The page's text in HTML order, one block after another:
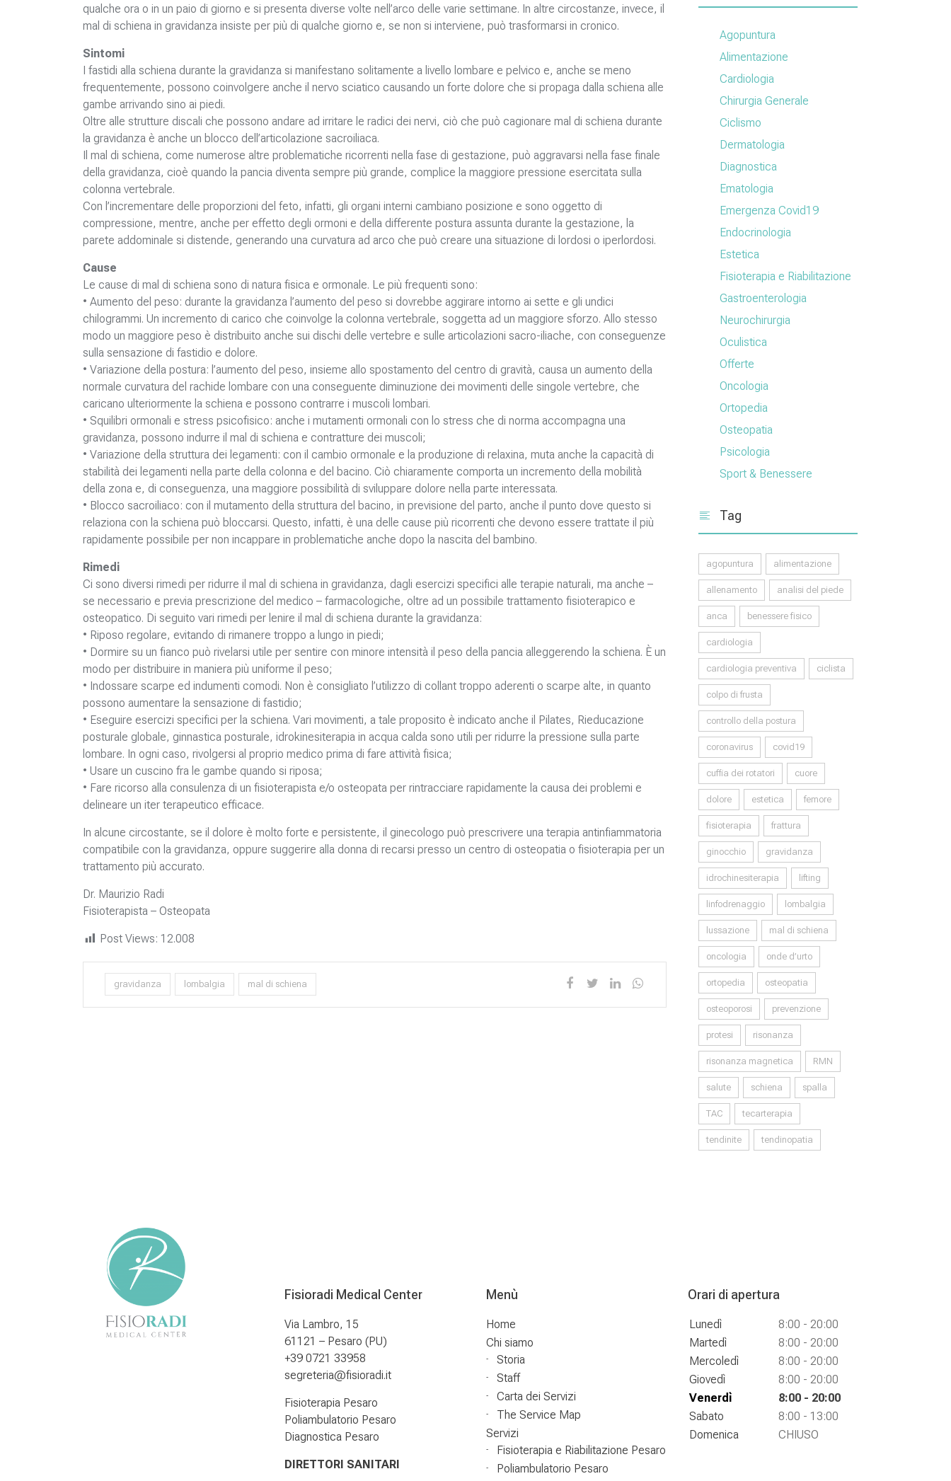
qualche ora o in un paio di giorno e si presenta diverse volte nell’arco delle varie settimane. In altre circostanze, invece, il
mal di schiena in gravidanza insiste per più di qualche giorno e, se non si interviene, può trasformarsi in cronico.
Sintomi
I fastidi alla schiena durante la gravidanza si manifestano solitamente a livello lombare e pelvico e, anche se meno
frequentemente, possono coinvolgere anche il nervo sciatico causando un forte dolore che si propaga dalla schiena alle
gambe arrivando sino ai piedi.
Oltre alle strutture discali che possono andare ad irritare le radici dei nervi, ciò che può cagionare mal di schiena durante
la gravidanza è anche un blocco dell’articolazione sacroiliaca.
Il mal di schiena, come numerose altre problematiche ricorrenti nella fase di gestazione, può aggravarsi nella fase finale
della gravidanza, cioè quando la pancia diventa sempre più grande, complice la maggiore pressione esercitata sulla
colonna vertebrale.
Con l’incrementare delle proporzioni del feto, infatti, gli organi interni cambiano posizione e sono oggetto di
compressione, mentre, anche per effetto degli ormoni e della differente postura assunta durante la gestazione, la
parete addominale si distende, generando una curvatura ad arco che può creare una situazione di lordosi o iperlordosi.
Cause
Le cause di mal di schiena sono di natura fisica e ormonale. Le più frequenti sono:
• Aumento del peso: durante la gravidanza l’aumento del peso si dovrebbe aggirare intorno ai sette e gli undici
chilogrammi. Un incremento di carico che coinvolge la colonna vertebrale, soggetta ad un maggiore sforzo. Allo stesso
modo un maggiore peso è distribuito anche sui dischi delle vertebre e sulle articolazioni sacro-iliache, con conseguenze
sulla sensazione di fastidio e dolore.
• Variazione della postura: l’aumento del peso, insieme allo spostamento del centro di gravità, causa un aumento della
normale curvatura del rachide lombare con una conseguente diminuzione dei movimenti delle singole vertebre, che
caricano ulteriormente la schiena e possono contrarre i muscoli lombari.
• Squilibri ormonali e stress psicofisico: anche i mutamenti ormonali con lo stress che di norma accompagna una
gravidanza, possono indurre il mal di schiena e contratture dei muscoli;
• Variazione della struttura dei legamenti: con il cambio ormonale e la produzione di relaxina, muta anche la capacità di
stabilità dei legamenti nella parte della colonna e del bacino. Ciò chiaramente comporta un incremento della mobilità
della zona e, di conseguenza, una maggiore possibilità di sviluppare dolore nella parte interessata.
• Blocco sacroiliaco: con il mutamento della struttura del bacino, in previsione del parto, anche il punto dove questo si
relaziona con la schiena può bloccarsi. Questo, infatti, è una delle cause più ricorrenti che devono essere trattate il più
rapidamente possibile per non incappare in problematiche anche dopo la nascita del bambino.
Rimedi
Ci sono diversi rimedi per ridurre il mal di schiena in gravidanza, dagli esercizi specifici alle terapie naturali, ma anche –
se necessario e previa prescrizione del medico – farmacologiche, oltre ad un possibile trattamento fisioterapico e
osteopatico. Di seguito vari rimedi per lenire il mal di schiena durante la gravidanza:
• Riposo regolare, evitando di rimanere troppo a lungo in piedi;
• Dormire su un fianco può rivelarsi utile per sentire con minore intensità il peso della pancia alleggerendo la schiena. È un
modo per distribuire in maniera più uniforme il peso;
• Indossare scarpe ed indumenti comodi. Non è consigliato l’utilizzo di collant troppo aderenti o scarpe alte, in quanto
possono aumentare la sensazione di fastidio;
• Eseguire esercizi specifici per la schiena. Vari movimenti, a tale proposito è indicato anche il Pilates, Rieducazione
posturale globale, ginnastica posturale, idrokinesiterapia in acqua calda sono utili per ridurre la pressione sulla parte
lombare. In ogni caso, rivolgersi al proprio medico prima di fare attività fisica;
• Usare un cuscino fra le gambe quando si riposa;
• Fare ricorso alla consulenza di un fisioterapista e/o osteopata per rintracciare rapidamente la causa dei problemi e
delineare un iter terapeutico efficace.
In alcune circostante, se il dolore è molto forte e persistente, il ginecologo può prescrivere una terapia antinfiammatoria
compatibile con la gravidanza, oppure suggerire alla donna di recarsi presso un centro di osteopatia o fisioterapia per un
trattamento più accurato.
Dr. Maurizio Radi
Fisioterapista – Osteopata
Post Views: 12.008
gravidanza lombalgia mal di schiena
Agopuntura
Alimentazione
Cardiologia
Chirurgia Generale
Ciclismo
Dermatologia
Diagnostica
Ematologia
Emergenza Covid19
Endocrinologia
Estetica
Fisioterapia e Riabilitazione
Gastroenterologia
Neurochirurgia
Oculistica
Offerte
Oncologia
Ortopedia
Osteopatia
Psicologia
Sport & Benessere
Tag
agopuntura alimentazione
allenamento analisi del piede
anca benessere fisico
cardiologia
cardiologia preventiva ciclista
colpo di frusta
controllo della postura
coronavirus covid19
cuffia dei rotatori cuore
dolore estetica femore
fisioterapia frattura
ginocchio gravidanza
idrochinesiterapia lifting
linfodrenaggio lombalgia
lussazione mal di schiena
oncologia onde d’urto
ortopedia osteopatia
osteoporosi prevenzione
protesi risonanza
risonanza magnetica RMN
salute schiena spalla
TAC tecarterapia
tendinite tendinopatia
Fisioradi Medical Center
Via Lambro, 15
61121 – Pesaro (PU)
+39 0721 33958
segreteria@fisioradi.it
Fisioterapia Pesaro
Poliambulatorio Pesaro
Diagnostica Pesaro
DIRETTORI SANITARI
Menù
Home
Chi siamo
Storia
Staff
Carta dei Servizi
The Service Map
Servizi
Fisioterapia e Riabilitazione Pesaro
Poliambulatorio Pesaro
Orari di apertura
Lunedì
8:00 - 20:00
Martedì
8:00 - 20:00
Mercoledì
8:00 - 20:00
Giovedì
8:00 - 20:00
Venerdì
8:00 - 20:00
Sabato
8:00 - 13:00
Domenica
CHIUSO